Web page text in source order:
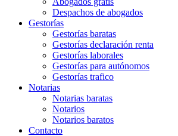
Despachos de abogados
Gestorías
Gestorías baratas
Gestorías declaración renta
Gestorías laborales
Gestorías para autónomos
Gestorías trafico
Notarias
Notarias baratas
Notarios
Notarios baratos
Contacto